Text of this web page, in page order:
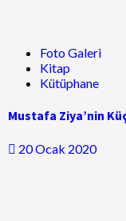
Foto Galeri
Kitap
Kütüphane
Mustafa Ziya’nin
20 Ocak 2020